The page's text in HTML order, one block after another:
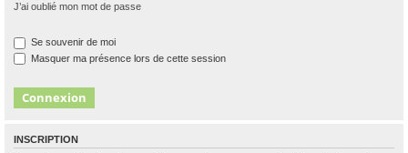
J’ai oublié mon mot de passe
Se souvenir de moi
Masquer ma présence lors de cette session
INSCRIPTION